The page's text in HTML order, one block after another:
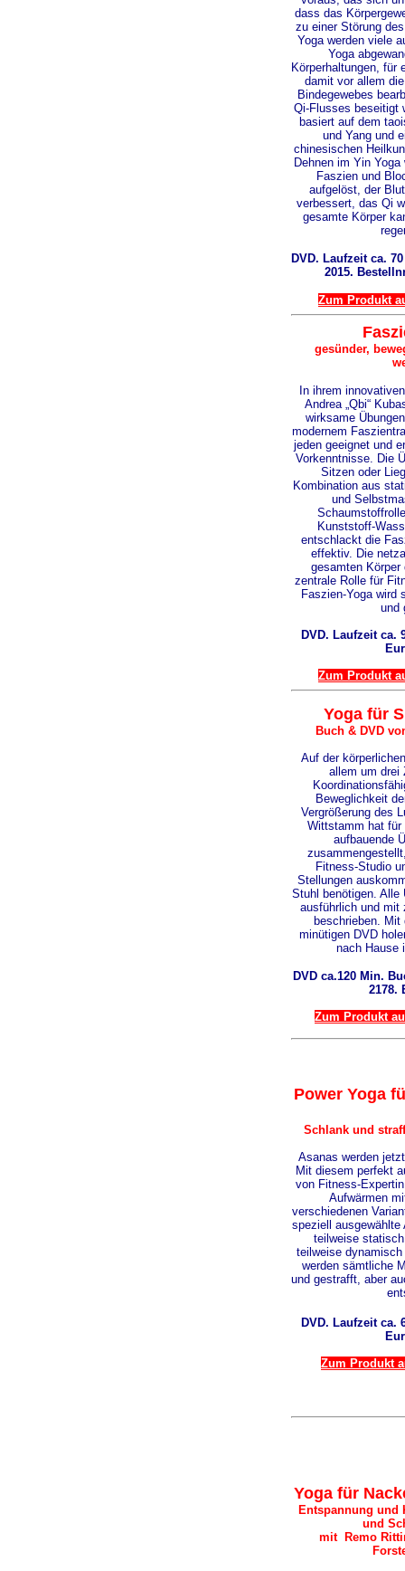
dass das
zu einer Störung
Yoga werden viele
Yoga
Körperhaltungen, für
damit vor allem
Bindegewebes
Qi-Flusses beseitigt
basiert auf dem
und Yang und
chinesischen
Dehnen im Yin
Faszien und
aufgelöst, der
verbessert, das Qi
gesamte Körper
DVD. Laufzeit ca.
2015.
Zum Produkt
gesünder,
In ihrem
Andrea „Qbi“
wirksame
modernem
jeden geeignet und
Vorkenntnisse. Die
Sitzen oder
Kombination aus
und
Kunststoff-
entschlackt die
effektiv. Die
gesamten
zentrale Rolle für
Faszien-Yoga wird
und
DVD. Laufzeit ca.
Zum Produkt
Yoga für
Buch & DVD
Auf der
allem um drei
Beweglichkeit
Vergrößerung des
Wittstamm hat für
aufbauende
Fitness-Studio
Stellungen
Stuhl benötigen. Alle
ausführlich und mit
beschrieben. Mit
minütigen DVD
nach Hause
DVD ca.120 Min.
2178.
Zum Produkt
Power Yoga
Schlank und
Asanas werden
Mit diesem perfekt
von Fitness-
Aufwärmen
verschiedenen
speziell ausgewählte
teilweise
teilweise
werden sämtliche
und gestrafft, aber
DVD. Laufzeit ca.
Zum Produkt
Yoga für
Entspannung und
und
mit Remo